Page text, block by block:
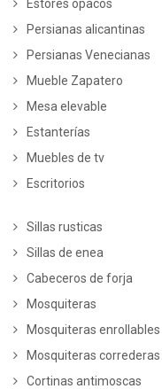
Estores opacos
Persianas alicantinas
Persianas Venecianas
Mueble Zapatero
Mesa elevable
Estanterías
Muebles de tv
Escritorios
Sillas rusticas
Sillas de enea
Cabeceros de forja
Mosquiteras
Mosquiteras enrollables
Mosquiteras correderas
Cortinas antimoscas